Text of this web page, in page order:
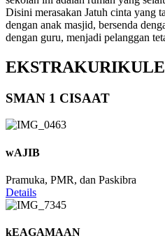
Disini merasakan Jatuh cinta yang
dengan anak masjid, bersenda
dengan guru, menjadi pelanggan
SMAN 1 CISAAT
wAJIB
Pramuka, PMR, dan Paskibra
Details
kEAGAMAAN